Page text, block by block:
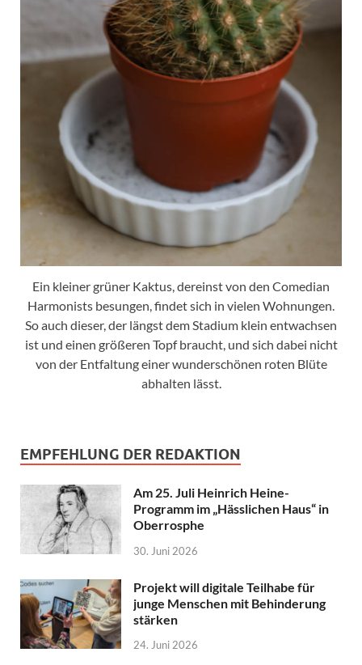
Ein kleiner grüner Kaktus, dereinst von den Comedian
Harmonists besungen, findet sich in vielen Wohnungen.
So auch dieser, der längst dem Stadium klein entwachsen
ist und einen größeren Topf braucht, und sich dabei nicht
von der Entfaltung einer wunderschönen roten Blüte
abhalten lässt.
EMPFEHLUNG DER REDAKTION
Am 25. Juli Heinrich Heine-
Programm im „Hässlichen Haus“ in
Oberrosphe
30. Juni 2026
Projekt will digitale Teilhabe für
junge Menschen mit Behinderung
stärken
24. Juni 2026